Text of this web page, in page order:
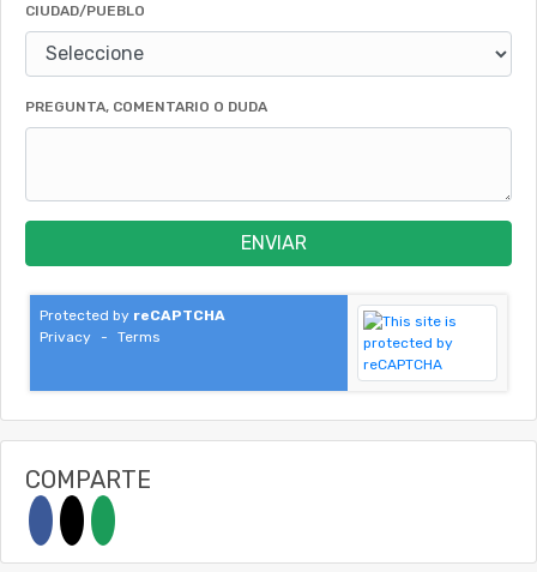
CIUDAD/PUEBLO
PREGUNTA, COMENTARIO O DUDA
ENVIAR
Protected by reCAPTCHA
Privacy
- Terms
COMPARTE